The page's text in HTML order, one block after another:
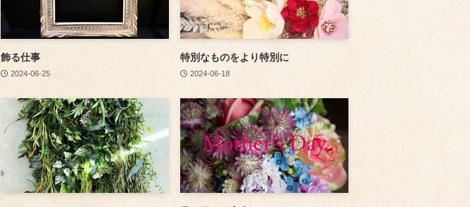
飾る仕事
2024-06-25
特別なものをより特別に
2024-06-18